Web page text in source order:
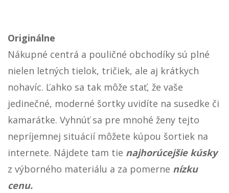
Originálne
Nákupné centrá a pouličné obchodíky sú plné
nielen letných tielok, tričiek, ale aj krátkych
nohavíc. Ľahko sa tak môže stať, že vaše
jedinečné, moderné šortky uvidíte na susedke či
kamarátke. Vyhnúť sa pre mnohé ženy tejto
nepríjemnej situácií môžete kúpou šortiek na
internete. Nájdete tam tie najhorúcejšie kúsky
z výborného materiálu a za pomerne nízku
cenu.